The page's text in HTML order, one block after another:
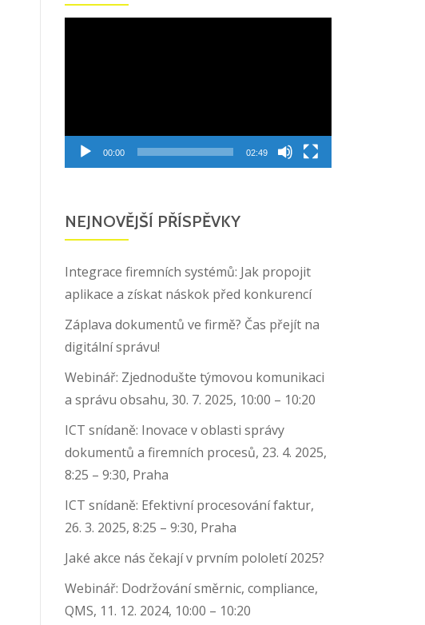
00:00 02:49
NEJNOVĚJŠÍ PŘÍSPĚVKY
Integrace firemních systémů: Jak propojit
aplikace a získat náskok před konkurencí
Záplava dokumentů ve firmě? Čas přejít na
digitální správu!
Webinář: Zjednodušte týmovou komunikaci
a správu obsahu, 30. 7. 2025, 10:00 – 10:20
ICT snídaně: Inovace v oblasti správy
dokumentů a firemních procesů, 23. 4. 2025,
8:25 – 9:30, Praha
ICT snídaně: Efektivní procesování faktur,
26. 3. 2025, 8:25 – 9:30, Praha
Jaké akce nás čekají v prvním pololetí 2025?
Webinář: Dodržování směrnic, compliance,
QMS, 11. 12. 2024, 10:00 – 10:20